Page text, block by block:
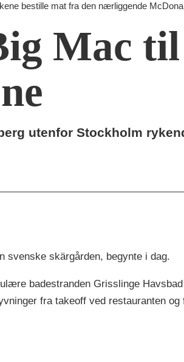
bestille mat fra den nærliggende
Mac til
utenfor Stockholm
svenske skärgården, begynte i dag.
badestranden Grisslinge
fra takeoff ved restauranten